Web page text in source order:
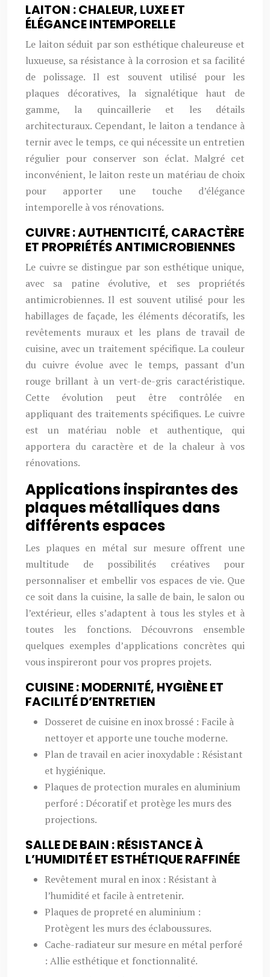
LAITON : CHALEUR, LUXE ET
ÉLÉGANCE INTEMPORELLE
Le laiton séduit par son esthétique chaleureuse et
luxueuse, sa résistance à la corrosion et sa facilité
de polissage. Il est souvent utilisé pour les
plaques décoratives, la signalétique haut de
gamme, la quincaillerie et les détails
architecturaux. Cependant, le laiton a tendance à
ternir avec le temps, ce qui nécessite un entretien
régulier pour conserver son éclat. Malgré cet
inconvénient, le laiton reste un matériau de choix
pour apporter une touche d’élégance
intemporelle à vos rénovations.
CUIVRE : AUTHENTICITÉ, CARACTÈRE
ET PROPRIÉTÉS ANTIMICROBIENNES
Le cuivre se distingue par son esthétique unique,
avec sa patine évolutive, et ses propriétés
antimicrobiennes. Il est souvent utilisé pour les
habillages de façade, les éléments décoratifs, les
revêtements muraux et les plans de travail de
cuisine, avec un traitement spécifique. La couleur
du cuivre évolue avec le temps, passant d’un
rouge brillant à un vert-de-gris caractéristique.
Cette évolution peut être contrôlée en
appliquant des traitements spécifiques. Le cuivre
est un matériau noble et authentique, qui
apportera du caractère et de la chaleur à vos
rénovations.
Applications inspirantes des
plaques métalliques dans
différents espaces
Les plaques en métal sur mesure offrent une
multitude de possibilités créatives pour
personnaliser et embellir vos espaces de vie. Que
ce soit dans la cuisine, la salle de bain, le salon ou
l’extérieur, elles s’adaptent à tous les styles et à
toutes les fonctions. Découvrons ensemble
quelques exemples d’applications concrètes qui
vous inspireront pour vos propres projets.
CUISINE : MODERNITÉ, HYGIÈNE ET
FACILITÉ D’ENTRETIEN
Dosseret de cuisine en inox brossé : Facile à
nettoyer et apporte une touche moderne.
Plan de travail en acier inoxydable : Résistant
et hygiénique.
Plaques de protection murales en aluminium
perforé : Décoratif et protège les murs des
projections.
SALLE DE BAIN : RÉSISTANCE À
L’HUMIDITÉ ET ESTHÉTIQUE RAFFINÉE
Revêtement mural en inox : Résistant à
l’humidité et facile à entretenir.
Plaques de propreté en aluminium :
Protègent les murs des éclaboussures.
Cache-radiateur sur mesure en métal perforé
: Allie esthétique et fonctionnalité.